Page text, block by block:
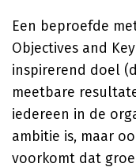
Een beproefde
Objectives and
inspirerend doel
meetbare
iedereen in de
ambitie is, maar
voorkomt dat